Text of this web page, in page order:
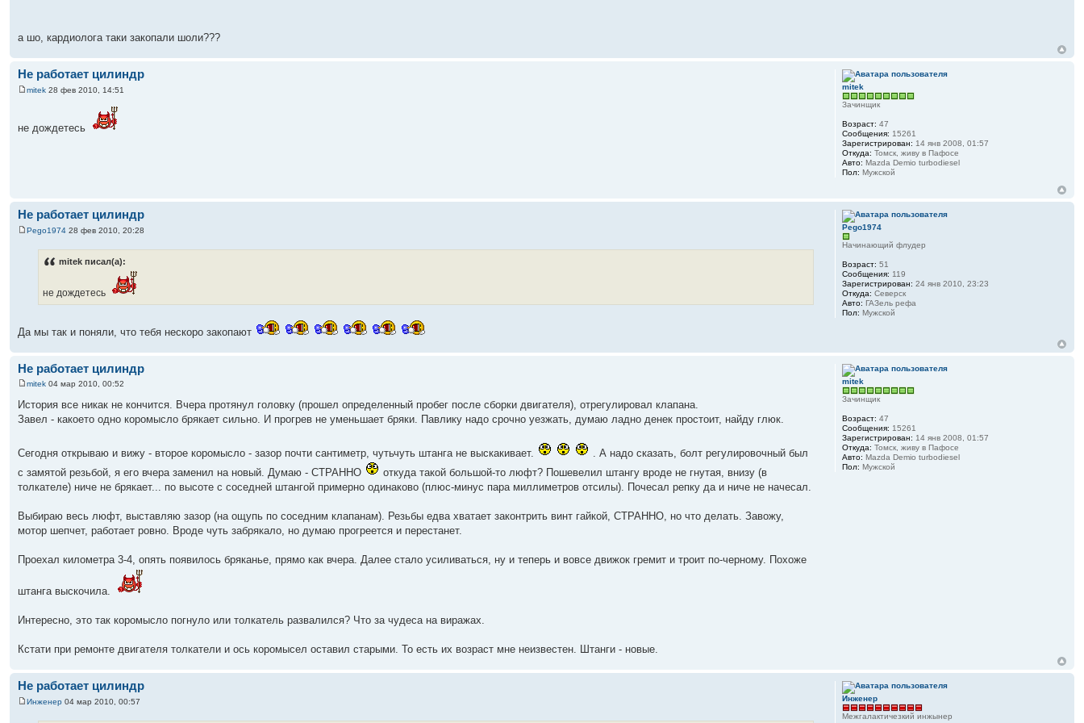
а шо, кардиолога таки закопали шоли???
Не работает цилиндр
mitek 28 фев 2010, 14:51
не дождетесь
mitek
Зачинщик
Возраст: 47
Сообщения: 15261
Зарегистрирован: 14 янв 2008, 01:57
Откуда: Томск, живу в Пафосе
Авто: Mazda Demio turbodiesel
Пол: Мужской
Не работает цилиндр
Pego1974 28 фев 2010, 20:28
mitek писал(а):
не дождетесь
Да мы так и поняли, что тебя нескоро закопают
Pego1974
Начинающий флудер
Возраст: 51
Сообщения: 119
Зарегистрирован: 24 янв 2010, 23:23
Откуда: Северск
Авто: ГАЗель рефа
Пол: Мужской
Не работает цилиндр
mitek 04 мар 2010, 00:52
История все никак не кончится. Вчера протянул головку (прошел определенный пробег после сборки двигателя), отрегулировал клапана.
Завел - какоето одно коромысло брякает сильно. И прогрев не уменьшает бряки. Павлику надо срочно уезжать, думаю ладно денек простоит, найду глюк.
Сегодня открываю и вижу - второе коромысло - зазор почти сантиметр, чутьчуть штанга не выскакивает.
. А надо сказать, болт регулировочный был
с замятой резьбой, я его вчера заменил на новый. Думаю - СТРАННО
откуда такой большой-то люфт? Пошевелил штангу вроде не гнутая, внизу (в
толкателе) ниче не брякает... по высоте с соседней штангой примерно одинаково (плюс-минус пара миллиметров отсилы). Почесал репку да и ниче не начесал.
Выбираю весь люфт, выставляю зазор (на ощупь по соседним клапанам). Резьбы едва хватает законтрить винт гайкой, СТРАННО, но что делать. Завожу,
мотор шепчет, работает ровно. Вроде чуть забрякало, но думаю прогреется и перестанет.
Проехал километра 3-4, опять появилось бряканье, прямо как вчера. Далее стало усиливаться, ну и теперь и вовсе движок гремит и троит по-черному. Похоже
штанга выскочила.
Интересно, это так коромысло погнуло или толкатель развалился? Что за чудеса на виражах.
Кстати при ремонте двигателя толкатели и ось коромысел оставил старыми. То есть их возраст мне неизвестен. Штанги - новые.
mitek
Зачинщик
Возраст: 47
Сообщения: 15261
Зарегистрирован: 14 янв 2008, 01:57
Откуда: Томск, живу в Пафосе
Авто: Mazda Demio turbodiesel
Пол: Мужской
Не работает цилиндр
Инженер 04 мар 2010, 00:57
Инженер
Межгалактичезкий инжынер